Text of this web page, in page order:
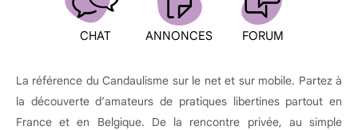
CHAT ANNONCES FORUM
La référence du Candaulisme sur le net et sur mobile. Partez à
la découverte d’amateurs de pratiques libertines partout en
France et en Belgique. De la rencontre privée, au simple